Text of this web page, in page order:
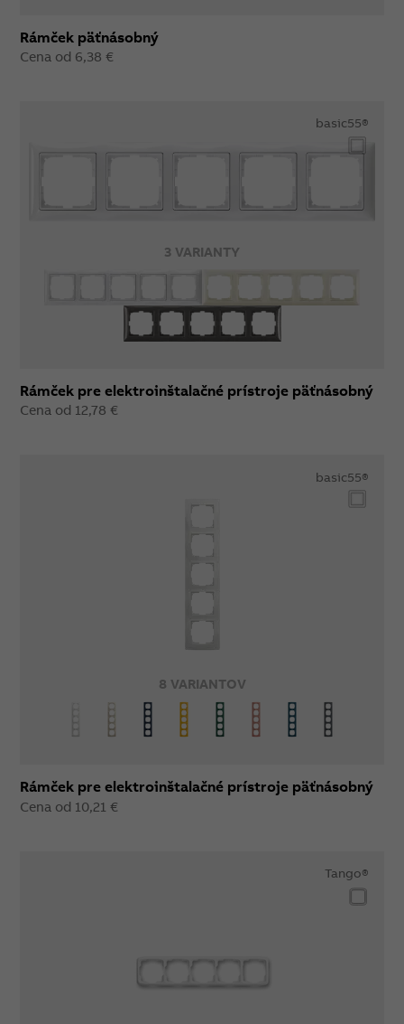
Rámček päťnásobný
Cena od 6,38 €
3 VARIANTY
basic55®
Rámček pre elektroinštalačné prístroje päťnásobný
Cena od 12,78 €
8 VARIANTOV
basic55®
Rámček pre elektroinštalačné prístroje päťnásobný
Cena od 10,21 €
Tango®